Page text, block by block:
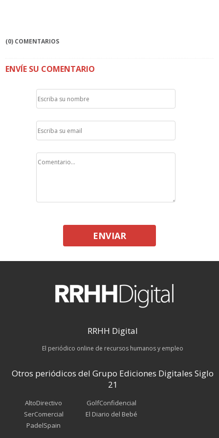
(0) COMENTARIOS
ENVÍE SU COMENTARIO
ENVIAR
RRHH Digital
El periódico online de recursos humanos y empleo
Otros periódicos del Grupo Ediciones Digitales Siglo
21
AltoDirectivo
SerComercial
PadelSpain
GolfConfidencial
El Diario del Bebé